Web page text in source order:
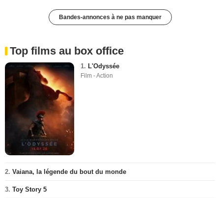
Bandes-annonces à ne pas manquer
Top films au box office
1. L'Odyssée
Film - Action
2. Vaiana, la légende du bout du monde
3. Toy Story 5